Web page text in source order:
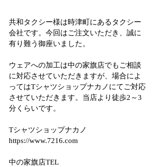
共和タクシー様は時津町にあるタクシー
会社です。今回はご注文いただき、誠に
有り難う御座いました。
ウェアへの加工は中の家旗店でもご相談
に対応させていただきますが、場合によ
ってはTシャツショップナカノにてご対応
させていただきます。当店より徒歩2～3
分くらいです。
Tシャツショップナカノ
https://www.7216.com
中の家旗店TEL